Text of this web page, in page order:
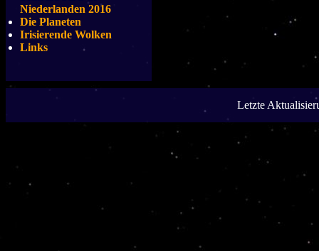
Niederlanden 2016
Die Planeten
Irisierende Wolken
Links
Letzte